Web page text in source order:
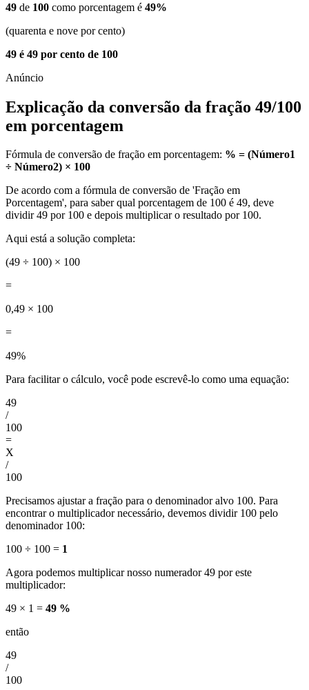
49 de 100 como porcentagem é 49%
(quarenta e nove por cento)
49 é 49 por cento de 100
Explicação da conversão da fração 49/100
em porcentagem
Fórmula de conversão de fração em porcentagem: % = (Número1
÷ Número2) × 100
De acordo com a fórmula de conversão de 'Fração em
Porcentagem', para saber qual porcentagem de 100 é 49, deve
dividir 49 por 100 e depois multiplicar o resultado por 100.
Aqui está a solução completa:
(49 ÷ 100) × 100
=
0,49 × 100
=
49%
Para facilitar o cálculo, você pode escrevê-lo como uma equação:
49
/
100
=
X
/
100
Precisamos ajustar a fração para o denominador alvo 100. Para
encontrar o multiplicador necessário, devemos dividir 100 pelo
denominador 100:
100 ÷ 100 = 1
Agora podemos multiplicar nosso numerador 49 por este
multiplicador:
49 × 1 = 49 %
então
49
/
100